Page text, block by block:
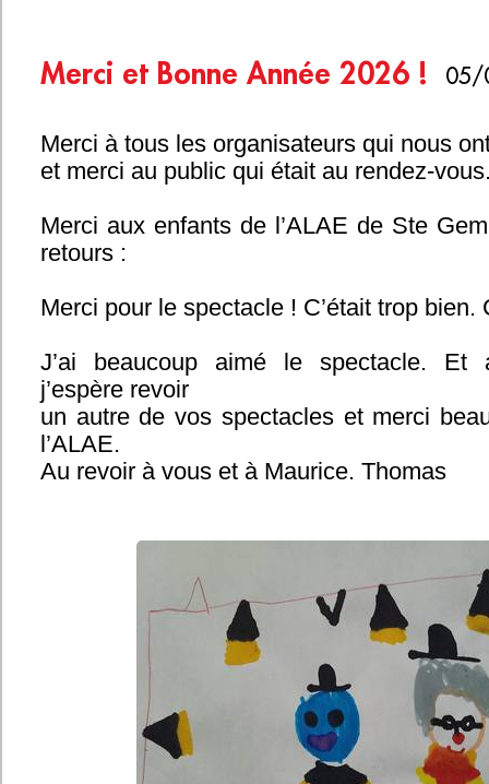
Merci et Bonne Année 2026 ! 05/
Merci à tous les organisateurs qui nous
et merci au public qui était au rendez-
Merci aux enfants de l’ALAE de Ste
retours :
Merci pour le spectacle ! C’était trop bien.
J’ai beaucoup aimé le spectacle. Et
j’espère revoir
un autre de vos spectacles et merci
l’ALAE.
Au revoir à vous et à Maurice. Thomas